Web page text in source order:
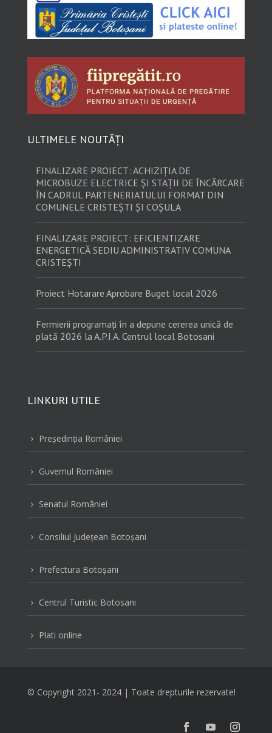
ULTIMELE NOUTĂȚI
FINALIZARE PROIECT: ACHIZIȚIA DE
MICROBUZE ELECTRICE ȘI STAȚII DE ÎNCĂRCARE
ÎN CADRUL PARTENERIATULUI FORMAT DIN
COMUNELE CRISTEȘTI ȘI COȘULA
FINALIZARE PROIECT: EFICIENTIZARE
ENERGETICĂ SEDIU ADMINISTRATIV COMUNA
CRISTEȘTI
Proiect Hotarare Aprobare Buget local 2026
Fermierii programați în a depune cererea unică de
plată 2026 la A.P.I.A. Centrul local Botosani
LINKURI UTILE
5 Preşedinţia României
5 Guvernul României
5 Senatul României
5 Consiliul Judeţean Botoşani
5 Prefectura Botoşani
5 Centrul Turistic Botosani
5 Plati online
© Copyright 2021- 2024 | Toate drepturile rezervate!